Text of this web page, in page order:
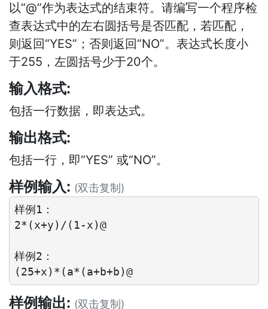
以“@”作为表达式的结束符。请编写一个程序检
查表达式中的左右圆括号是否匹配，若匹配，
则返回“YES”；否则返回“NO”。表达式长度小
于255 ，左圆括号少于20个。
输入格式:
包括一行数据，即表达式。
输出格式:
包括一行，即“YES” 或“NO”。
样例输入: (双击复制)
样例1：
2*(x+y)/(1-x)@
样例2：
样例输出: (双击复制)